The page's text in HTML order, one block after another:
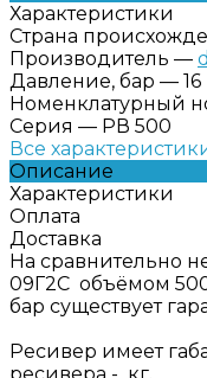
Характеристики
Страна
Производитель —
Давление, бар — 16
Номенклатурный
Серия — РВ 500
Все
Описание
Характеристики
Оплата
Доставка
На сравнительно
09Г2С объёмом
бар существует
Ресивер имеет